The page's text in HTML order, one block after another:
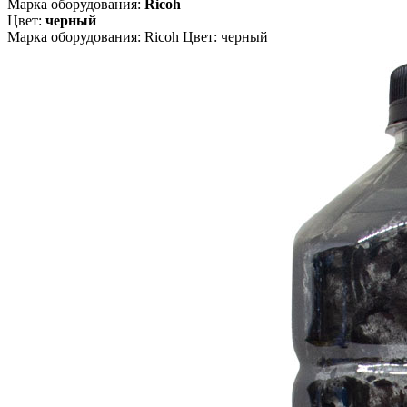
Марка оборудования: Ricoh
Цвет: черный
Марка оборудования: Ricoh Цвет: черный